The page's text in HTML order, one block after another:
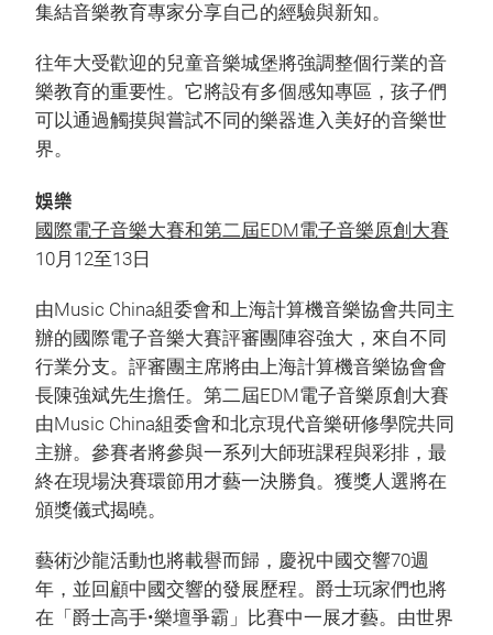
集結音樂教育專家分享自己的經驗與新知。
往年大受歡迎的兒童音樂城堡將強調整個行業的音
樂教育的重要性。它將設有多個感知專區，孩子們
可以通過觸摸與嘗試不同的樂器進入美好的音樂世
界。
娛樂
國際電子音樂大賽和第二屆EDM電子音樂原創大賽
10月12至13日
由Music China組委會和上海計算機音樂協會共同主
辦的國際電子音樂大賽評審團陣容強大，來自不同
行業分支。評審團主席將由上海計算機音樂協會會
長陳強斌先生擔任。第二屆EDM電子音樂原創大賽
由Music China組委會和北京現代音樂研修學院共同
主辦。參賽者將參與一系列大師班課程與彩排，最
終在現場決賽環節用才藝一決勝負。獲獎人選將在
頒獎儀式揭曉。
藝術沙龍活動也將載譽而歸，慶祝中國交響70週
年，並回顧中國交響的發展歷程。爵士玩家們也將
在「爵士高手•樂壇爭霸」比賽中一展才藝。由世界